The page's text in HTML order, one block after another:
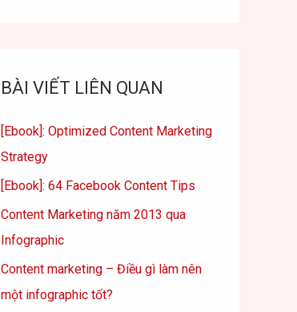
BÀI VIẾT LIÊN QUAN
[Ebook]: Optimized Content Marketing
Strategy
[Ebook]: 64 Facebook Content Tips
Content Marketing năm 2013 qua
Infographic
Content marketing – Điều gì làm nên
một infographic tốt?